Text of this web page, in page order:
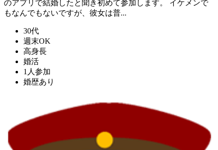
のアプリで結婚したと聞き初めて参加します。 イケメンで
もなんでもないですが、彼女は普...
30代
週末OK
高身長
婚活
1人参加
婚歴あり